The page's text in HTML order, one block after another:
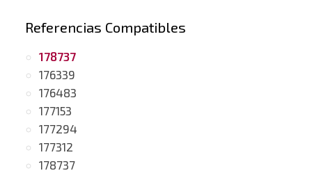
Referencias Compatibles
178737
176339
176483
177153
177294
177312
178737